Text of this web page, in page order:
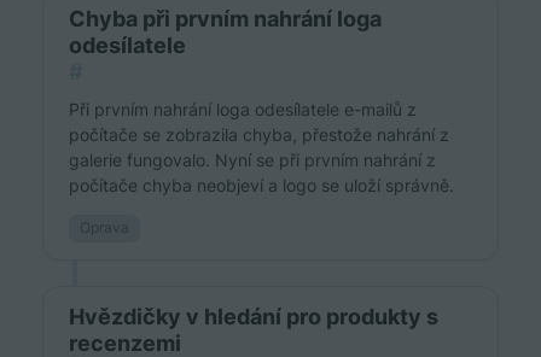
Chyba při prvním nahrání loga
odesílatele
Při prvním nahrání loga odesílatele e-mailů z
počítače se zobrazila chyba, přestože nahrání z
galerie fungovalo. Nyní se při prvním nahrání z
počítače chyba neobjeví a logo se uloží správně.
Oprava
Hvězdičky v hledání pro produkty s
recenzemi